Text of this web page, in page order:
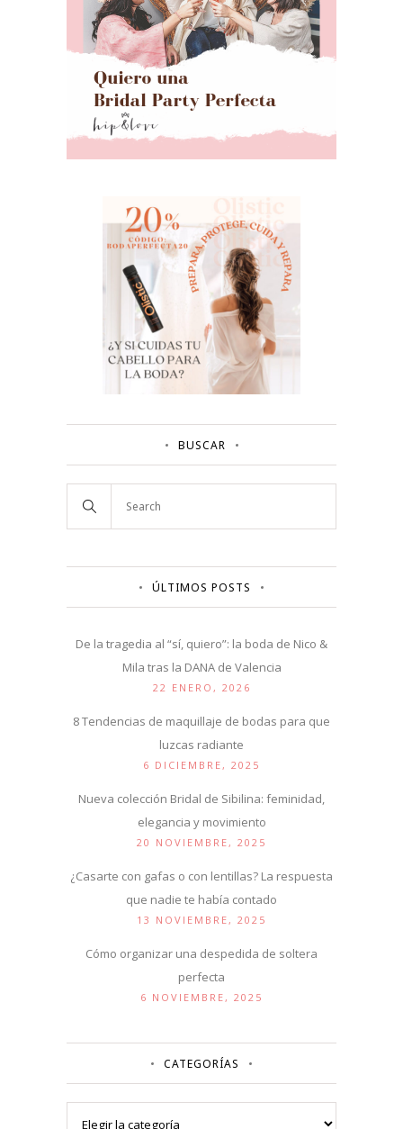
BUSCAR
ÚLTIMOS POSTS
De la tragedia al “sí, quiero”: la boda de Nico &
Mila tras la DANA de Valencia
22 ENERO, 2026
8 Tendencias de maquillaje de bodas para que
luzcas radiante
6 DICIEMBRE, 2025
Nueva colección Bridal de Sibilina: feminidad,
elegancia y movimiento
20 NOVIEMBRE, 2025
¿Casarte con gafas o con lentillas? La respuesta
que nadie te había contado
13 NOVIEMBRE, 2025
Cómo organizar una despedida de soltera
perfecta
6 NOVIEMBRE, 2025
CATEGORÍAS